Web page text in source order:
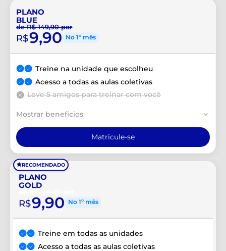
PLANO
BLUE
de R$ 149,90 por
R$9,90 No 1º mês
Treine na unidade que escolheu
Acesso a todas as aulas coletivas
Leve 5 amigos para treinar com você
Mostrar benefícios
Matricule-se
PLANO
GOLD
R$9,90 No 1º mês
Treine em todas as unidades
Acesso a todas as aulas coletivas
RECOMENDADO